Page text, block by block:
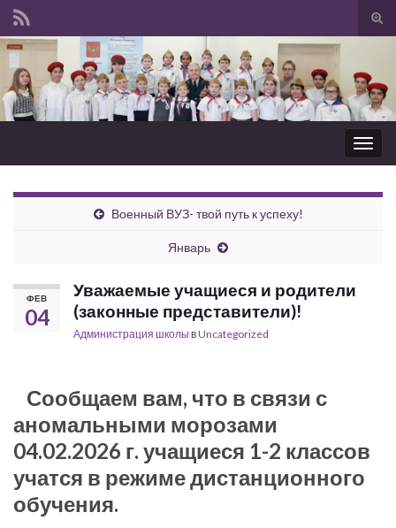
Вкл/
Search for:
Вкл/
выкл
Военный ВУЗ- твой путь к успеху!
Январь
ФЕВ
04
Уважаемые учащиеся и родители
(законные представители)!
Администрация школы вUncategorized
Сообщаем вам, что в связи с
аномальными морозами
04.02.2026 г. учащиеся 1-2 классов
учатся в режиме дистанционного
обучения.